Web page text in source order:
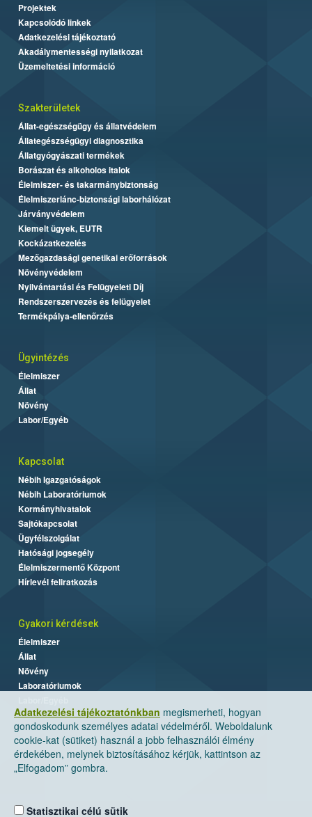
Adatkezelési tájékoztatónkban megismerheti, hogyan
gondoskodunk személyes adatai védelméről. Weboldalunk
cookie-kat (sütiket) használ a jobb felhasználói élmény
érdekében, melynek biztosításához kérjük, kattintson az
„Elfogadom” gombra.
Statisztikai célú sütik
Projektek
Kapcsolódó linkek
Adatkezelési tájékoztató
Akadálymentességi nyilatkozat
Üzemeltetési információ
Szakterületek
Állat-egészségügy és állatvédelem
Állategészségügyi diagnosztika
Állatgyógyászati termékek
Borászat és alkoholos italok
Élelmiszer- és takarmánybiztonság
Élelmiszerlánc-biztonsági laborhálózat
Járványvédelem
Kiemelt ügyek, EUTR
Kockázatkezelés
Mezőgazdasági genetikai erőforrások
Növényvédelem
Nyilvántartási és Felügyeleti Díj
Rendszerszervezés és felügyelet
Termékpálya-ellenőrzés
Ügyintézés
Élelmiszer
Állat
Növény
Labor/Egyéb
Kapcsolat
Nébih Igazgatóságok
Nébih Laboratóriumok
Kormányhivatalok
Sajtókapcsolat
Ügyfélszolgálat
Hatósági jogsegély
Élelmiszermentő Központ
Hírlevél feliratkozás
Gyakori kérdések
Élelmiszer
Állat
Növény
Laboratóriumok